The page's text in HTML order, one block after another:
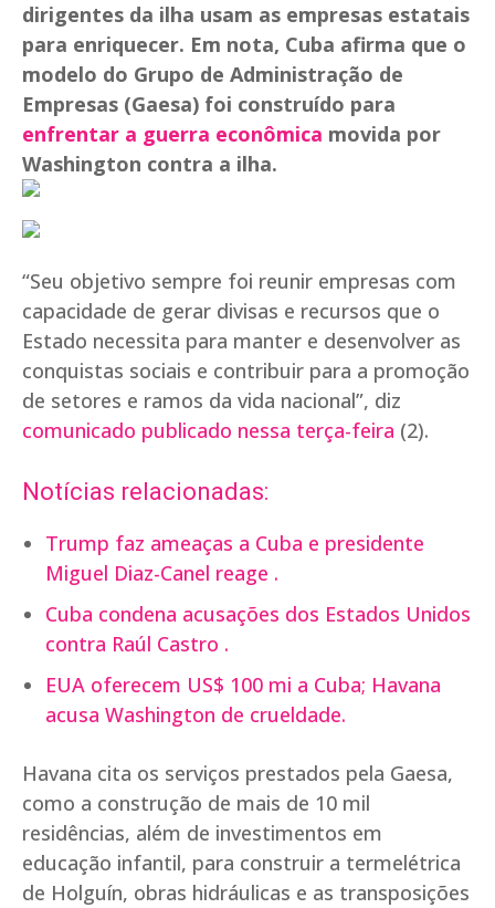
dirigentes da ilha usam as empresas estatais
para enriquecer. Em nota, Cuba afirma que o
modelo do Grupo de Administração de
Empresas (Gaesa) foi construído para
enfrentar a guerra econômica movida por
Washington contra a ilha.
“Seu objetivo sempre foi reunir empresas com
capacidade de gerar divisas e recursos que o
Estado necessita para manter e desenvolver as
conquistas sociais e contribuir para a promoção
de setores e ramos da vida nacional”, diz
comunicado publicado nessa terça-feira (2).
Notícias relacionadas:
Trump faz ameaças a Cuba e presidente
Miguel Diaz-Canel reage .
Cuba condena acusações dos Estados Unidos
contra Raúl Castro .
EUA oferecem US$ 100 mi a Cuba; Havana
acusa Washington de crueldade.
Havana cita os serviços prestados pela Gaesa,
como a construção de mais de 10 mil
residências, além de investimentos em
educação infantil, para construir a termelétrica
de Holguín, obras hidráulicas e as transposições